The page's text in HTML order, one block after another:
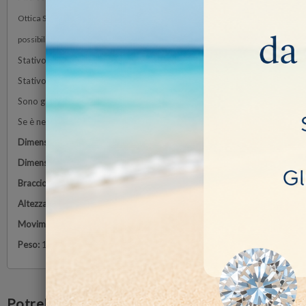
Ottica SZX 6.5x - 45x zoom con distanza di lavoro 110 mm,
possibilità di raddoppio distanza con lente riduttrice 0.5X
Stativo a sbalzo semplice, base pesante. Microscopio molto utilizzato
Stativo a sbalzo lungo ed estremamente stabile per l'osservazione di
Sono garantiti movimenti orizzontali e verticali fluidi e la testa può
Se è necessaria l'illuminazione, è possibile scegliere un illuminatore
Dimensioni base
Dimensioni colonna
: Ø32×435 mm.
Braccio orizzontale: 415 mm
Altezza massima del campione:
Movimento di rotazione
Peso: 14,00 kg